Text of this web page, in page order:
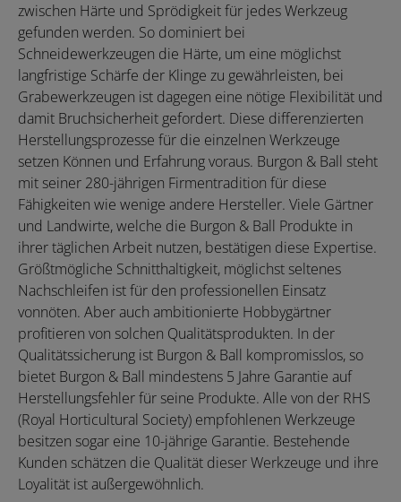
zwischen Härte und Sprödigkeit für jedes Werkzeug
gefunden werden. So dominiert bei
Schneidewerkzeugen die Härte, um eine möglichst
langfristige Schärfe der Klinge zu gewährleisten, bei
Grabewerkzeugen ist dagegen eine nötige Flexibilität und
damit Bruchsicherheit gefordert. Diese differenzierten
Herstellungsprozesse für die einzelnen Werkzeuge
setzen Können und Erfahrung voraus. Burgon & Ball steht
mit seiner 280-jährigen Firmentradition für diese
Fähigkeiten wie wenige andere Hersteller. Viele Gärtner
und Landwirte, welche die Burgon & Ball Produkte in
ihrer täglichen Arbeit nutzen, bestätigen diese Expertise.
Größtmögliche Schnitthaltigkeit, möglichst seltenes
Nachschleifen ist für den professionellen Einsatz
vonnöten. Aber auch ambitionierte Hobbygärtner
profitieren von solchen Qualitätsprodukten. In der
Qualitätssicherung ist Burgon & Ball kompromisslos, so
bietet Burgon & Ball mindestens 5 Jahre Garantie auf
Herstellungsfehler für seine Produkte. Alle von der RHS
(Royal Horticultural Society) empfohlenen Werkzeuge
besitzen sogar eine 10-jährige Garantie. Bestehende
Kunden schätzen die Qualität dieser Werkzeuge und ihre
Loyalität ist außergewöhnlich.